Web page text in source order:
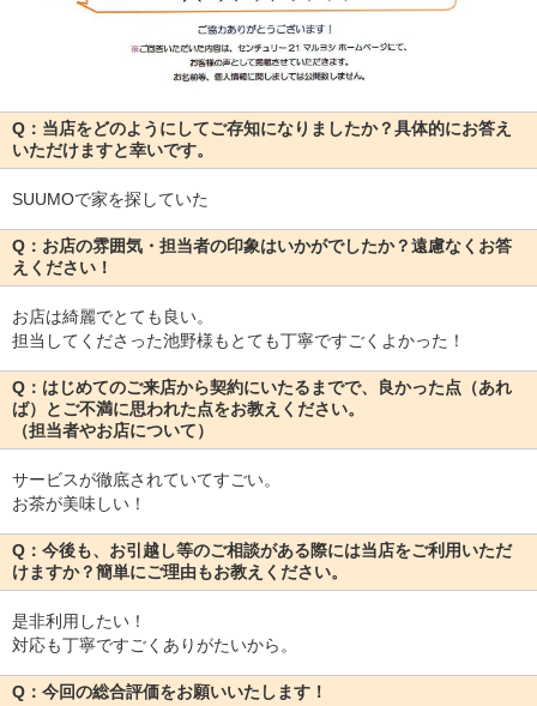
Q：当店をどのようにしてご存知になりましたか？具体的にお答え
いただけますと幸いです。
SUUMOで家を探していた
Q：お店の雰囲気・担当者の印象はいかがでしたか？遠慮なくお答
えください！
お店は綺麗でとても良い。
担当してくださった池野様もとても丁寧ですごくよかった！
Q：はじめてのご来店から契約にいたるまでで、良かった点（あれ
ば）とご不満に思われた点をお教えください。
（担当者やお店について）
サービスが徹底されていてすごい。
お茶が美味しい！
Q：今後も、お引越し等のご相談がある際には当店をご利用いただ
けますか？簡単にご理由もお教えください。
是非利用したい！
対応も丁寧ですごくありがたいから。
Q：今回の総合評価をお願いいたします！